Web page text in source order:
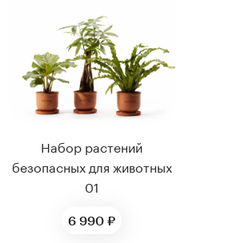
Набор растений
безопасных для животных
01
6 990 ₽